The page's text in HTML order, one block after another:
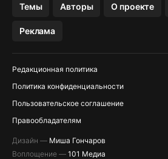
Темы Авторы О проекте
Реклама
Редакционная политика
Политика конфиденциальности
Пользовательское соглашение
Правообладателям
Дизайн — Миша Гончаров
Воплощение — 101 Медиа